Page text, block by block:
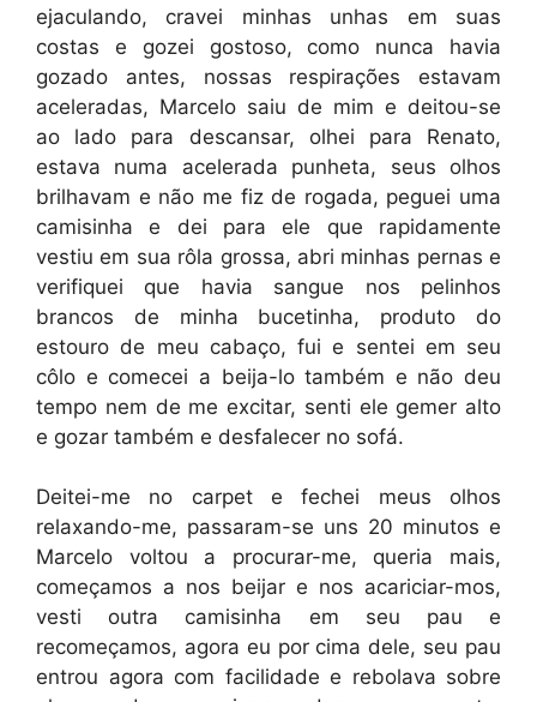
ejaculando, cravei minhas unhas em suas
costas e gozei gostoso, como nunca havia
gozado antes, nossas respirações estavam
aceleradas, Marcelo saiu de mim e deitou-se
ao lado para descansar, olhei para Renato,
estava numa acelerada punheta, seus olhos
brilhavam e não me fiz de rogada, peguei uma
camisinha e dei para ele que rapidamente
vestiu em sua rôla grossa, abri minhas pernas e
verifiquei que havia sangue nos pelinhos
brancos de minha bucetinha, produto do
estouro de meu cabaço, fui e sentei em seu
côlo e comecei a beija-lo também e não deu
tempo nem de me excitar, senti ele gemer alto
e gozar também e desfalecer no sofá.
Deitei-me no carpet e fechei meus olhos
relaxando-me, passaram-se uns 20 minutos e
Marcelo voltou a procurar-me, queria mais,
começamos a nos beijar e nos acariciar-mos,
vesti outra camisinha em seu pau e
recomeçamos, agora eu por cima dele, seu pau
entrou agora com facilidade e rebolava sobre